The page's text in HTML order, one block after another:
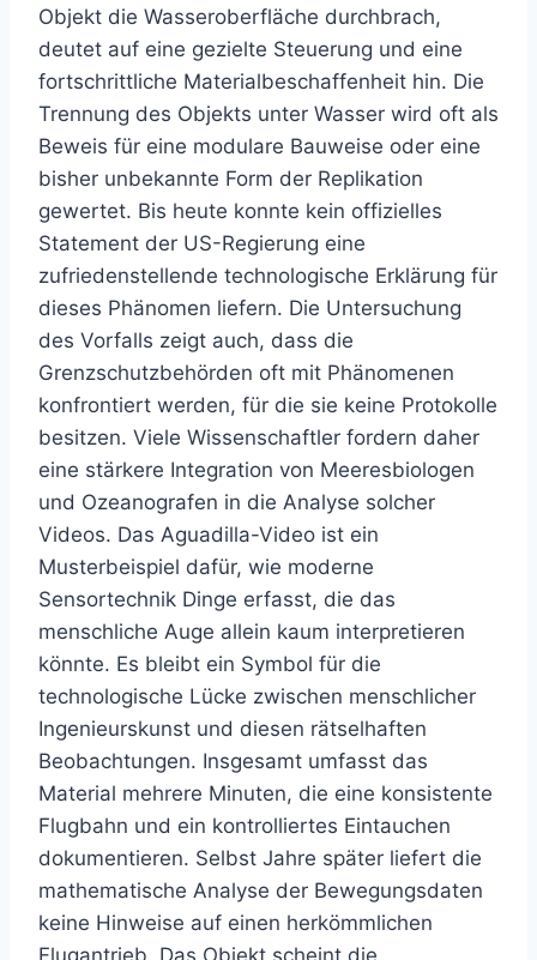
Objekt die Wasseroberfläche durchbrach,
deutet auf eine gezielte Steuerung und eine
fortschrittliche Materialbeschaffenheit hin. Die
Trennung des Objekts unter Wasser wird oft als
Beweis für eine modulare Bauweise oder eine
bisher unbekannte Form der Replikation
gewertet. Bis heute konnte kein offizielles
Statement der US-Regierung eine
zufriedenstellende technologische Erklärung für
dieses Phänomen liefern. Die Untersuchung
des Vorfalls zeigt auch, dass die
Grenzschutzbehörden oft mit Phänomenen
konfrontiert werden, für die sie keine Protokolle
besitzen. Viele Wissenschaftler fordern daher
eine stärkere Integration von Meeresbiologen
und Ozeanografen in die Analyse solcher
Videos. Das Aguadilla-Video ist ein
Musterbeispiel dafür, wie moderne
Sensortechnik Dinge erfasst, die das
menschliche Auge allein kaum interpretieren
könnte. Es bleibt ein Symbol für die
technologische Lücke zwischen menschlicher
Ingenieurskunst und diesen rätselhaften
Beobachtungen. Insgesamt umfasst das
Material mehrere Minuten, die eine konsistente
Flugbahn und ein kontrolliertes Eintauchen
dokumentieren. Selbst Jahre später liefert die
mathematische Analyse der Bewegungsdaten
keine Hinweise auf einen herkömmlichen